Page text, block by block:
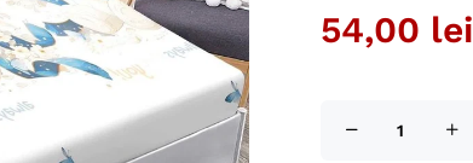
54,00 lei